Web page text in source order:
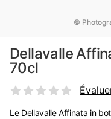
©
Dellavalle
70cl
Le Dellavalle Affinata in